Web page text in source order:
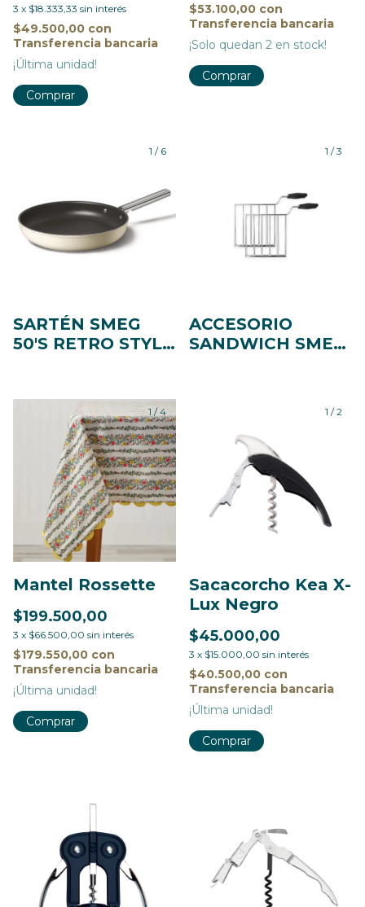
3 x $18.333,33 sin interés
$49.500,00 con
Transferencia bancaria
¡Última unidad!
$53.100,00 con
Transferencia bancaria
¡Solo quedan 2 en stock!
Comprar
1 / 6
SARTÉN SMEG
50'S RETRO STYLE
1 /3
ACCESORIO
SANDWICH SMEG
1 /4
Mantel Rossette
$199.500,00
3 x $66.500,00 sin interés
$179.550,00 con
Transferencia bancaria
¡Última unidad!
Comprar
1 /2
Sacacorcho Kea X-
Lux Negro
$45.000,00
3 x $15.000,00 sin interés
$40.500,00 con
Transferencia bancaria
¡Última unidad!